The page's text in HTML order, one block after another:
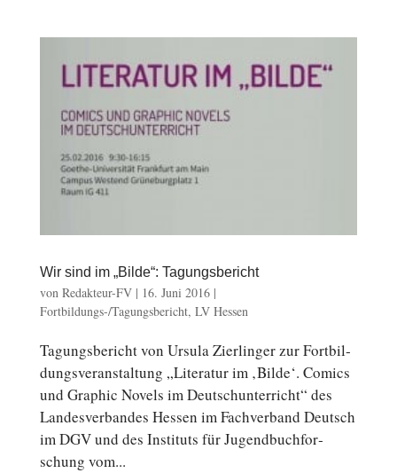
Wir sind im „Bilde“: Tagungsbericht
von Redakteur-FV| 16. Juni 2016|
Fortbildungs-/Tagungsbericht, LV Hessen
Ta­gungs­be­richt von Ursula Zier­lin­ger zur Fort­bil­
dungs­ver­an­stal­tung „Li­te­ra­tur im ‚Bilde‘. Comics
und Graphic Novels im Deutsch­un­ter­richt“ des
Lan­des­ver­ban­des Hessen im Fachverband Deutsch
im DGV und des In­sti­tuts für Ju­gend­buch­for­
schung vom...